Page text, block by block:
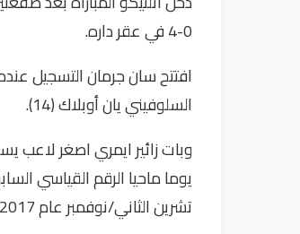
0-4 في عقر داره.
افتتح سان جرمان التسجيل
السلوفيني يان أوبلاك (14).
تشرين الثاني/نوفمبر عام 2017 بحسب احصائيات وكالة “أوبتا”.